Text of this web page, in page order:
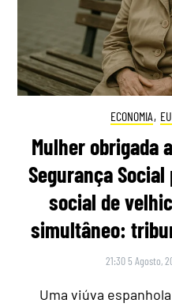
ECONOMIA,
Mulher obrigada
Segurança
social de
simultâneo:
21:30 5 Agosto,
Uma viúva